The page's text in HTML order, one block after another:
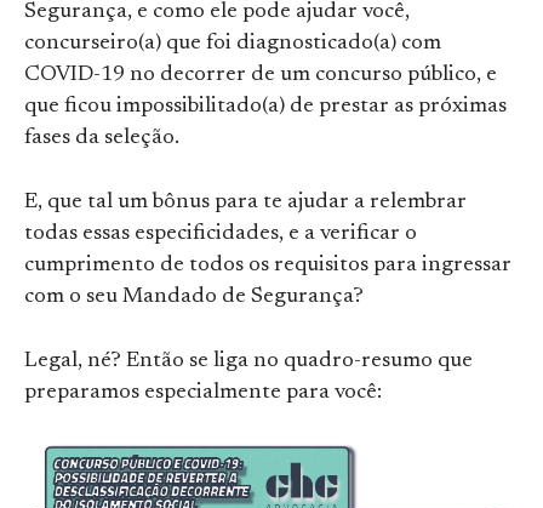
Segurança, e como ele pode ajudar você,
concurseiro(a) que foi diagnosticado(a) com
COVID-19 no decorrer de um concurso público, e
que ficou impossibilitado(a) de prestar as próximas
fases da seleção.
E, que tal um bônus para te ajudar a relembrar
todas essas especificidades, e a verificar o
cumprimento de todos os requisitos para ingressar
com o seu Mandado de Segurança?
Legal, né? Então se liga no quadro-resumo que
preparamos especialmente para você: